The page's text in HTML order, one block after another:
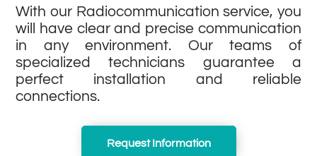
With our Radiocommunication service, you
will have clear and precise communication
in any environment. Our teams of
specialized technicians guarantee a
perfect installation and reliable
connections.
Request Information